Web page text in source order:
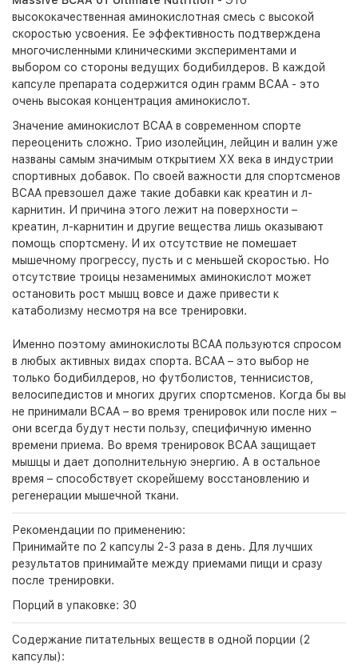
высококачественная аминокислотная смесь с высокой
скоростью усвоения. Ее эффективность подтверждена
многочисленными клиническими экспериментами и
выбором со стороны ведущих бодибилдеров. В каждой
капсуле препарата содержится один грамм BCAA - это
очень высокая концентрация аминокислот.
Значение аминокислот BCAA в современном спорте
переоценить сложно. Трио изолейцин, лейцин и валин уже
названы самым значимым открытием XX века в индустрии
спортивных добавок. По своей важности для спортсменов
BCAA превзошел даже такие добавки как креатин и л-
карнитин. И причина этого лежит на поверхности –
креатин, л-карнитин и другие вещества лишь оказывают
помощь спортсмену. И их отсутствие не помешает
мышечному прогрессу, пусть и с меньшей скоростью. Но
отсутствие троицы незаменимых аминокислот может
остановить рост мышц вовсе и даже привести к
катаболизму несмотря на все тренировки.
Именно поэтому аминокислоты BCAA пользуются спросом
в любых активных видах спорта. BCAA – это выбор не
только бодибилдеров, но футболистов, теннисистов,
велосипедистов и многих других спортсменов. Когда бы вы
не принимали BCAA – во время тренировок или после них –
они всегда будут нести пользу, специфичную именно
времени приема. Во время тренировок BCAA защищает
мышцы и дает дополнительную энергию. А в остальное
время – способствует скорейшему восстановлению и
регенерации мышечной ткани.
Рекомендации по применению:
Принимайте по 2 капсулы 2-3 раза в день. Для лучших
результатов принимайте между приемами пищи и сразу
после тренировки.
Порций в упаковке: 30
Содержание питательных веществ в одной порции (2
капсулы):